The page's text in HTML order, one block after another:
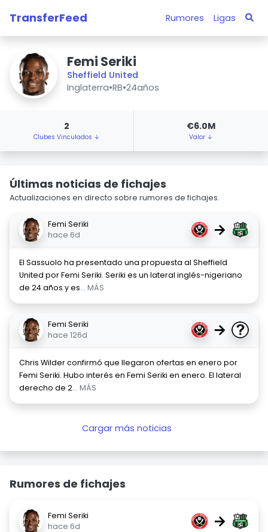
TransferFeed Rumores Ligas
Femi Seriki
Sheffield United
Inglaterra•RB•24años
2
Clubes Vinculados ↓
€6.0M
Valor ↓
Últimas noticias de fichajes
Actualizaciones en directo sobre rumores de fichajes.
Femi Seriki
hace 6d
→
El Sassuolo ha presentado una propuesta al Sheffield
United por Femi Seriki. Seriki es un lateral inglés-nigeriano
de 24 años y es... MÁS
Femi Seriki
hace 126d
→
Chris Wilder confirmó que llegaron ofertas en enero por
Femi Seriki. Hubo interés en Femi Seriki en enero. El lateral
derecho de 2... MÁS
Cargar más noticias
Rumores de fichajes
Femi Seriki
hace 6d
→